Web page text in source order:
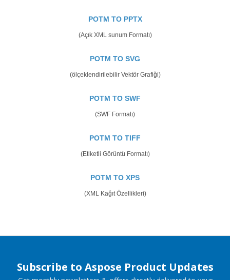
POTM TO PPTX
(Açık XML sunum Formatı)
POTM TO SVG
(ölçeklendirilebilir Vektör Grafiği)
POTM TO SWF
(SWF Formatı)
POTM TO TIFF
(Etiketli Görüntü Formatı)
POTM TO XPS
(XML Kağıt Özellikleri)
Subscribe to Aspose Product Updates